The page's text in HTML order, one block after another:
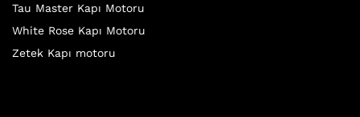
Tau Master Kapı Motoru
White Rose Kapı Motoru
Zetek Kapı motoru